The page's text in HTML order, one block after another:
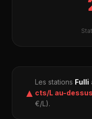
▲
Les stations Fulli
cts/L au-dessus
€/L).